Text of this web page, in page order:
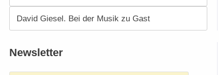
David Giesel. Bei der Musik zu Gast
Newsletter